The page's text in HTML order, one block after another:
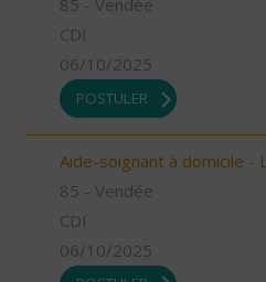
85 - Vendée
CDI
06/10/2025
POSTULER
Aide-soignant à domicile -
85 - Vendée
CDI
06/10/2025